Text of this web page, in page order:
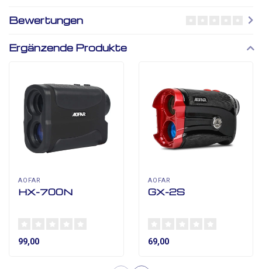
Bewertungen
Ergänzende Produkte
AOFAR
HX-700N
99,00
AOFAR
GX-2S
69,00